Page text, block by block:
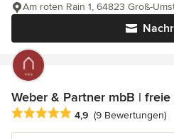
Am roten Rain 1, 64823 Groß-
Weber & Partner mbB |
Durchschnittliche Bewertung:
4,9 (9 Bewertungen)